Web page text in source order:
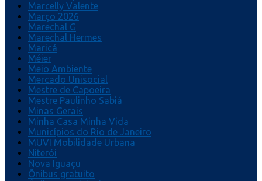
Marcelly Valente
Março 2026
Marechal G
Marechal Hermes
Maricá
Méier
Meio Ambiente
Mercado Unisocial
Mestre de Capoeira
Mestre Paulinho Sabiá
Minas Gerais
Minha Casa Minha Vida
Municípios do Rio de Janeiro
MUVI Mobilidade Urbana
Niterói
Nova Iguaçu
Ônibus gratuito